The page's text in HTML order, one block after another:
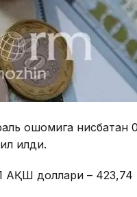
оқшомига нисбатан
қилди.
АҚШ доллари – 423,74